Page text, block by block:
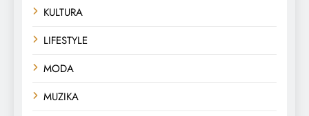
KULTURA
LIFESTYLE
MODA
MUZIKA